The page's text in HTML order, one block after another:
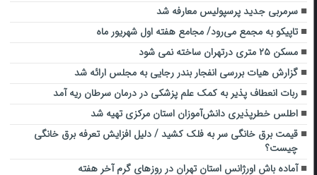
سرمربی جدید پرسپولیس معارفه شد
تاپیکو به مجمع می‌رود/ مجامع هفته اول شهریور ماه
مسکن ۲۵ متری درتهران ساخته نمی شود
گزارش هیات بررسی انفجار بندر رجایی به مجلس ارائه شد
ربات انعطاف پذیر به کمک علم پزشکی در درمان سرطان ریه آمد
اطلس خطرپذیری دانش‌آموزان استان مرکزی تهیه شد
قیمت برق خانگی سر به فلک کشید / دلیل افزایش تعرفه برق خانگی
چیست؟
آماده باش اورژانس استان تهران در روزهای گرم آخر هفته